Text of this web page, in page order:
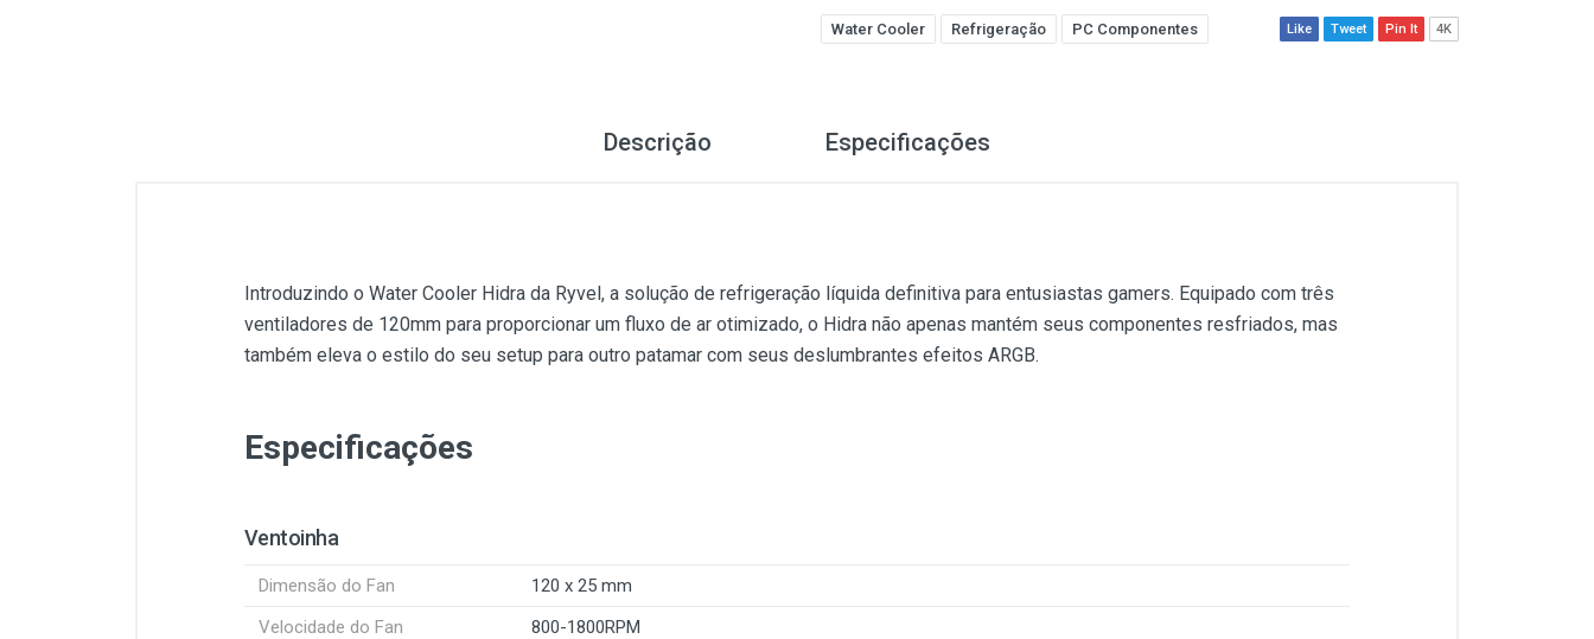
Water Cooler Refrigeração PC Componentes Like Tweet Pin It 4K
Descrição Especificações
Introduzindo o Water Cooler Hidra da Ryvel, a solução de refrigeração líquida definitiva para entusiastas gamers. Equipado com três
ventiladores de 120mm para proporcionar um fluxo de ar otimizado, o Hidra não apenas mantém seus componentes resfriados, mas
também eleva o estilo do seu setup para outro patamar com seus deslumbrantes efeitos ARGB.
Especificações
Ventoinha
Dimensão do Fan
120 x 25 mm
Velocidade do Fan
800-1800RPM